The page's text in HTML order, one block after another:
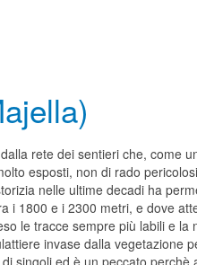
rete dei sentieri che, come
esposti, non di rado
nelle ultime decadi ha
i 1800 e i 2300 metri, e dove
le tracce sempre più labili e
invase dalla vegetazione
singoli ed è un peccato